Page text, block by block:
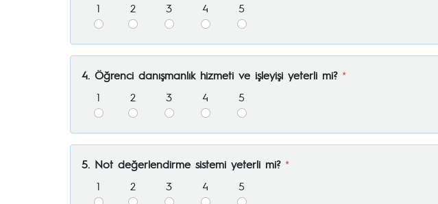
1
2 3 4 5
4. Öğrenci danışmanlık hizmeti ve işleyişi yeterli mi? *
1
2 3 4 5
5. Not değerlendirme sistemi yeterli mi? *
1
2 3 4 5